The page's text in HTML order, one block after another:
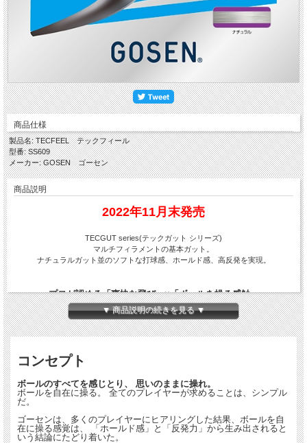
商品仕様
製品名: TECFEEL テックフィール
型番: SS609
メーカー: GOSEN ゴーセン
商品説明
2022年11月末発売
TECGUT series(テックガット シリーズ)
マルチフィラメントの基本ガット。
ナチュラルガット並のソフトな打球感、ホールド感、高反発を実現。
プロが認める「爽快な飛び」×「ボールを操る感触」
高反発ナイロン芯をTECGUT(テックガット)の特長でもある
弾力性のあるマルチ層で包み込むことにより、
▼ 商品説明の続きを見る ▼
コンセプト
ボールのすべてを感じとり、 思いのままに操れ。
ボールを自在に操る。 全てのプレイヤーが求めることは、シンプル
だ。
ゴーセンは、多くのプレイヤーにヒアリングした結果、ボールを自
在に操る感覚は、 「ホールド感」と「反発力」から生み出されると
いう結論にたどり着いた。